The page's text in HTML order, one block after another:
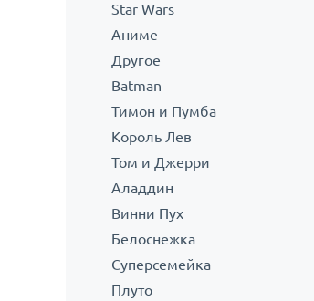
Star Wars
Аниме
Другое
Batman
Тимон и Пумба
Король Лев
Том и Джерри
Аладдин
Винни Пух
Белоснежка
Суперсемейка
Плуто